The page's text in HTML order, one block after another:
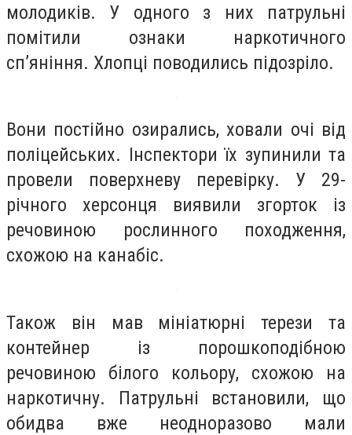
молодиків. У одного з них патрульні
помітили ознаки наркотичного
сп’яніння. Хлопці поводились підозріло.
Вони постійно озирались, ховали очі від
поліцейських. Інспектори їх зупинили та
провели поверхневу перевірку. У 29-
річного херсонця виявили згорток із
речовиною рослинного походження,
схожою на канабіс.
Також він мав мініатюрні терези та
контейнер із порошкоподібною
речовиною білого кольору, схожою на
наркотичну. Патрульні встановили, що
обидва вже неодноразово мали